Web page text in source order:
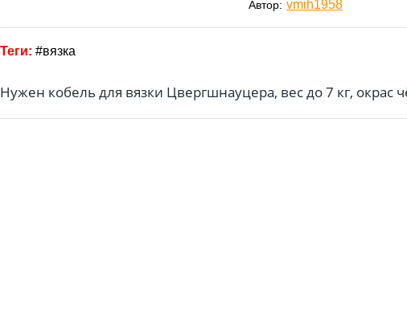
Автор: vmih1958
вязка
Нужен кобель для вязки Цвергшнауцера, вес до 7 кг, окрас